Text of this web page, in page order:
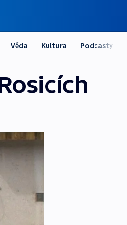
Věda Kultura Podcasty